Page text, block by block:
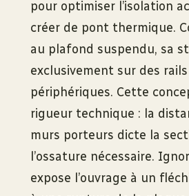
pour optimiser l’isolation
créer de pont thermique.
au plafond suspendu, sa
exclusivement sur des
périphériques. Cette
rigueur technique : la
murs porteurs dicte la
l’ossature nécessaire.
expose l’ouvrage à un